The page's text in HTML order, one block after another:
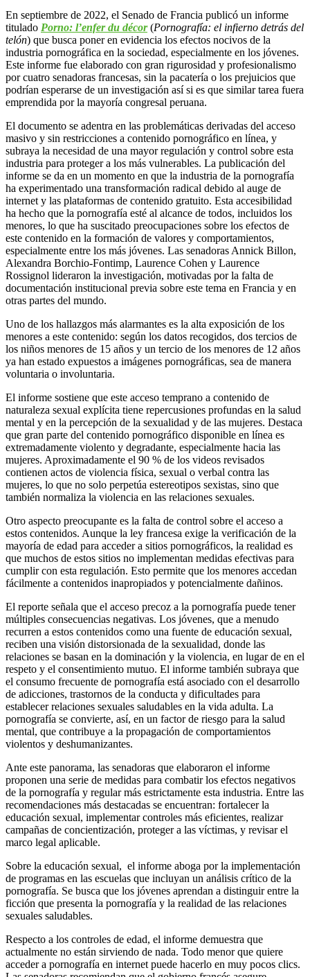
En septiembre de 2022, el Senado de Francia publicó un informe
titulado Porno: l’enfer du décor(Pornografía: el infierno detrás del
telón) que busca poner en evidencia los efectos nocivos de la
industria pornográfica en la sociedad, especialmente en los jóvenes.
Este informe fue elaborado con gran rigurosidad y profesionalismo
por cuatro senadoras francesas, sin la pacatería o los prejuicios que
podrían esperarse de un investigación así si es que similar tarea fuera
emprendida por la mayoría congresal peruana.
El documento se adentra en las problemáticas derivadas del acceso
masivo y sin restricciones a contenido pornográfico en línea, y
subraya la necesidad de una mayor regulación y control sobre esta
industria para proteger a los más vulnerables. La publicación del
informe se da en un momento en que la industria de la pornografía
ha experimentado una transformación radical debido al auge de
internet y las plataformas de contenido gratuito. Esta accesibilidad
ha hecho que la pornografía esté al alcance de todos, incluidos los
menores, lo que ha suscitado preocupaciones sobre los efectos de
este contenido en la formación de valores y comportamientos,
especialmente entre los más jóvenes. Las senadoras Annick Billon,
Alexandra Borchio-Fontimp, Laurence Cohen y Laurence
Rossignol lideraron la investigación, motivadas por la falta de
documentación institucional previa sobre este tema en Francia y en
otras partes del mundo.
Uno de los hallazgos más alarmantes es la alta exposición de los
menores a este contenido: según los datos recogidos, dos tercios de
los niños menores de 15 años y un tercio de los menores de 12 años
ya han estado expuestos a imágenes pornográficas, sea de manera
voluntaria o involuntaria.
El informe sostiene que este acceso temprano a contenido de
naturaleza sexual explícita tiene repercusiones profundas en la salud
mental y en la percepción de la sexualidad y de las mujeres. Destaca
que gran parte del contenido pornográfico disponible en línea es
extremadamente violento y degradante, especialmente hacia las
mujeres. Aproximadamente el 90 % de los videos revisados
contienen actos de violencia física, sexual o verbal contra las
mujeres, lo que no solo perpetúa estereotipos sexistas, sino que
también normaliza la violencia en las relaciones sexuales.
Otro aspecto preocupante es la falta de control sobre el acceso a
estos contenidos. Aunque la ley francesa exige la verificación de la
mayoría de edad para acceder a sitios pornográficos, la realidad es
que muchos de estos sitios no implementan medidas efectivas para
cumplir con esta regulación. Esto permite que los menores accedan
fácilmente a contenidos inapropiados y potencialmente dañinos.
El reporte señala que el acceso precoz a la pornografía puede tener
múltiples consecuencias negativas. Los jóvenes, que a menudo
recurren a estos contenidos como una fuente de educación sexual,
reciben una visión distorsionada de la sexualidad, donde las
relaciones se basan en la dominación y la violencia, en lugar de en el
respeto y el consentimiento mutuo. El informe también subraya que
el consumo frecuente de pornografía está asociado con el desarrollo
de adicciones, trastornos de la conducta y dificultades para
establecer relaciones sexuales saludables en la vida adulta. La
pornografía se convierte, así, en un factor de riesgo para la salud
mental, que contribuye a la propagación de comportamientos
violentos y deshumanizantes.
Ante este panorama, las senadoras que elaboraron el informe
proponen una serie de medidas para combatir los efectos negativos
de la pornografía y regular más estrictamente esta industria. Entre las
recomendaciones más destacadas se encuentran: fortalecer la
educación sexual, implementar controles más eficientes, realizar
campañas de concientización, proteger a las víctimas, y revisar el
marco legal aplicable.
Sobre la educación sexual, el informe aboga por la implementación
de programas en las escuelas que incluyan un análisis crítico de la
pornografía. Se busca que los jóvenes aprendan a distinguir entre la
ficción que presenta la pornografía y la realidad de las relaciones
sexuales saludables.
Respecto a los controles de edad, el informe demuestra que
actualmente no están sirviendo de nada. Todo menor que quiere
acceder a pornografía en internet puede hacerlo en muy pocos clics.